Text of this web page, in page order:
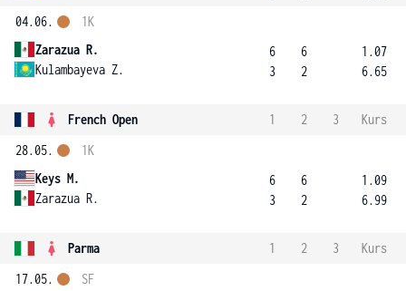
04.06.
Zarazua R.
Kulambayeva Z.
1K
6
3
6
2
1.07
6.65
French Open 1 2 3
Kurs
28.05.
Keys M.
Zarazua R.
1K
6
3
6
2
1.09
6.99
Parma 1 2 3
Kurs
17.05.
SF